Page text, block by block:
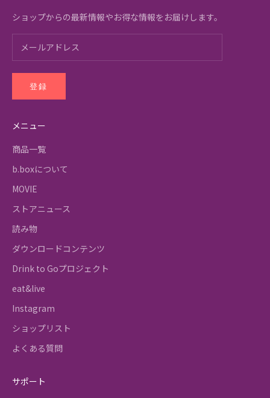
ショップからの最新情報やお得な情報をお届けします。
登録
メニュー
商品一覧
b.boxについて
MOVIE
ストアニュース
読み物
ダウンロードコンテンツ
Drink to Goプロジェクト
eat&live
Instagram
ショップリスト
よくある質問
サポート